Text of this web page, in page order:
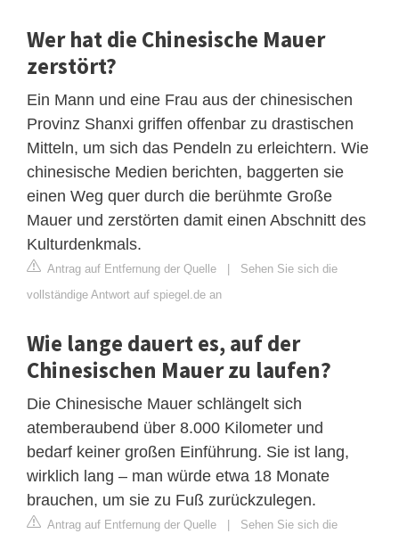
Wer hat die Chinesische Mauer
zerstört?
Ein Mann und eine Frau aus der chinesischen
Provinz Shanxi griffen offenbar zu drastischen
Mitteln, um sich das Pendeln zu erleichtern. Wie
chinesische Medien berichten, baggerten sie
einen Weg quer durch die berühmte Große
Mauer und zerstörten damit einen Abschnitt des
Kulturdenkmals.
Antrag auf Entfernung der Quelle | Sehen Sie sich die
vollständige Antwort auf spiegel.de an
Wie lange dauert es, auf der
Chinesischen Mauer zu laufen?
Die Chinesische Mauer schlängelt sich
atemberaubend über 8.000 Kilometer und
bedarf keiner großen Einführung. Sie ist lang,
wirklich lang – man würde etwa 18 Monate
brauchen, um sie zu Fuß zurückzulegen.
Antrag auf Entfernung der Quelle | Sehen Sie sich die